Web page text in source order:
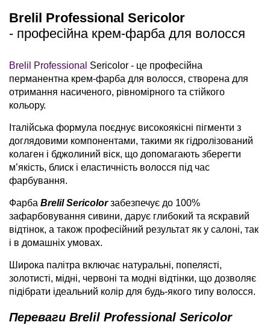
Brelil Professional Sericolor
- професійна крем-фарба для волосся
Brelil Professional Sericolor - це професійна
перманентна крем-фарба для волосся, створена для
отримання насиченого, рівномірного та стійкого
кольору.
Італійська формула поєднує високоякісні пігменти з
доглядовими компонентами, такими як гідролізований
колаген і бджолиний віск, що допомагають зберегти
м’якість, блиск і еластичність волосся під час
фарбування.
Фарба Brelil Sericolorзабезпечує до 100%
зафарбовування сивини, дарує глибокий та яскравий
відтінок, а також професійний результат як у салоні, так
і в домашніх умовах.
Широка палітра включає натуральні, попелясті,
золотисті, мідні, червоні та модні відтінки, що дозволяє
підібрати ідеальний колір для будь-якого типу волосся.
Переваги Brelil Professional Sericolor